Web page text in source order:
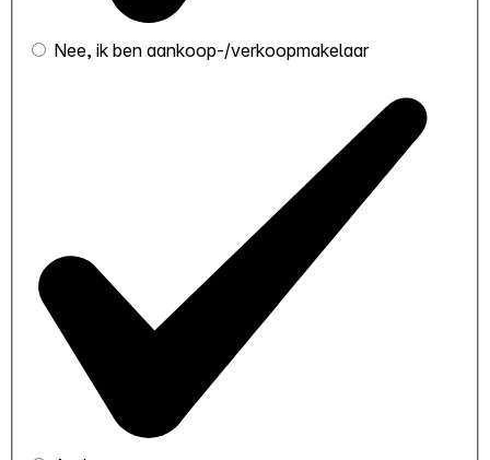
Nee, ik ben aankoop-/verkoopmakelaar